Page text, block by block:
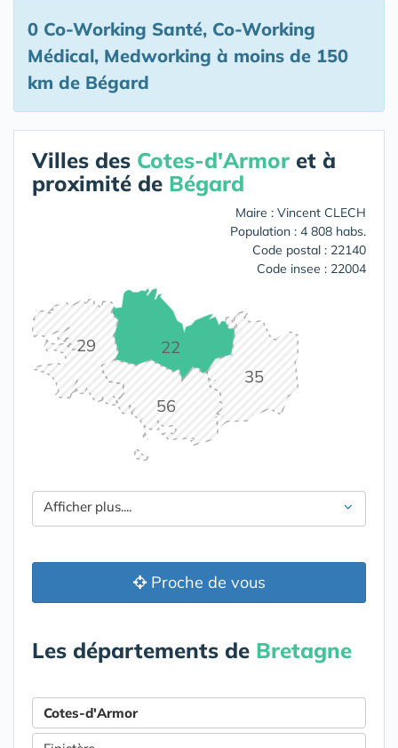
0 Co-Working Santé, Co-Working
Médical, Medworking à moins de 150
km de Bégard
Villes des Cotes-d'Armor et à
proximité de Bégard
Maire : Vincent CLECH
Population : 4 808 habs.
Code postal : 22140
Code insee : 22004
22
29
35
56
Afficher plus....
Proche de vous
Les départements de Bretagne
Cotes-d'Armor